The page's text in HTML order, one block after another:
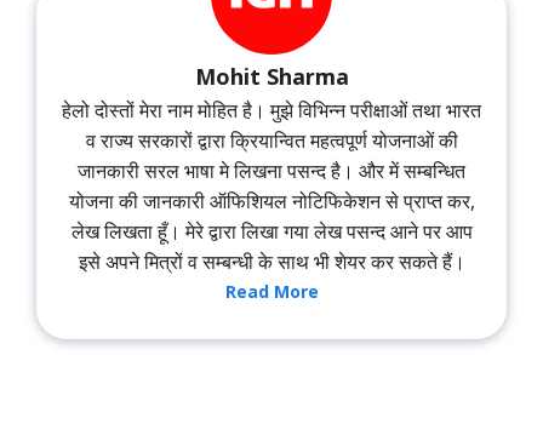
Mohit Sharma
हेलो दोस्तों मेरा नाम मोहित है। मुझे विभिन्न परीक्षाओं तथा भारत
व राज्य सरकारों द्वारा क्रियान्वित महत्वपूर्ण योजनाओं की
जानकारी सरल भाषा मे लिखना पसन्द है। और में सम्बन्धित
योजना की जानकारी ऑफिशियल नोटिफिकेशन से प्राप्त कर,
लेख लिखता हूँ। मेरे द्वारा लिखा गया लेख पसन्द आने पर आप
इसे अपने मित्रों व सम्बन्धी के साथ भी शेयर कर सकते हैं।
Read More